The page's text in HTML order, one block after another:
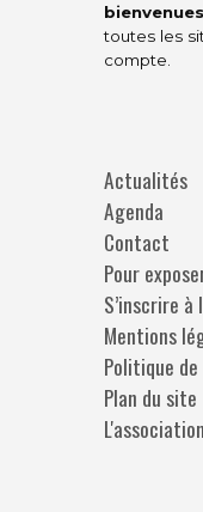
toutes les
compte.
Actualités
Agenda
Contact
Pour
S’inscrire
Mentions
Politique
Plan du site
L'association